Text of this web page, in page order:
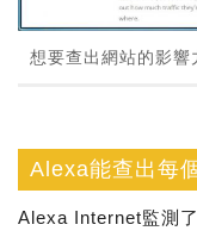
想要查出網站的影
Alexa能查出每
Alexa Internet監測